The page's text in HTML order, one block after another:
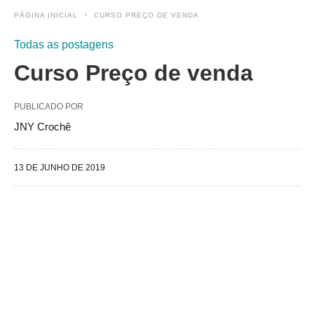
PÁGINA INICIAL CURSO PREÇO DE VENDA
Todas as postagens
Curso Preço de venda
PUBLICADO POR
JNY Crochê
13 DE JUNHO DE 2019